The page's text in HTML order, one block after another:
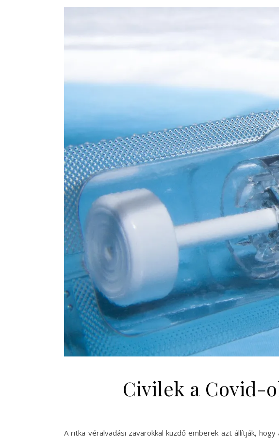
Civilek a Covid-
A ritka véralvadási zavarokkal küzdő emberek azt állítják,